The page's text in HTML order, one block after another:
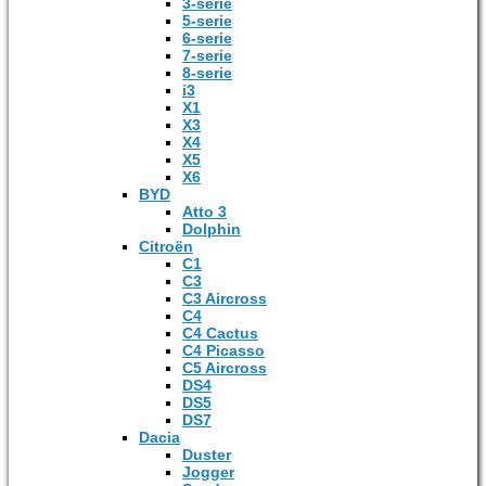
5-serie
6-serie
7-serie
8-serie
i3
X1
X3
X4
X5
X6
BYD
Atto 3
Dolphin
Citroën
C1
C3
C3 Aircross
C4
C4 Cactus
C4 Picasso
C5 Aircross
DS4
DS5
DS7
Dacia
Duster
Jogger